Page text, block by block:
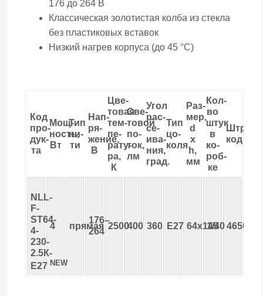
176 до 264 В
Классическая золотистая колба из стекла
без пластиковых вставок
Низкий нагрев корпуса (до 45 °С)
Код
про­
дук­
та
Мощ­
ность,
Вт
Тип
ни­
ти
Нап­
ря­
жение,
В
Цве­
товая
тем­
пе­
рату­
ра,
К
Све­
товой
по­
ток,
лм
Угол
рас­
се­
ива­
ния,
град.
Тип
цо­
коля
Раз­
мер,
d
х
h,
мм
Кол-
во
штук
в
ко­
роб­
ке
Штрих­
код
NLL-
F-
ST64-
4-
230-
2.5К-
E27 NEW
4 прямая
176–
264
2500400 360 E27 64х145
1/404650074